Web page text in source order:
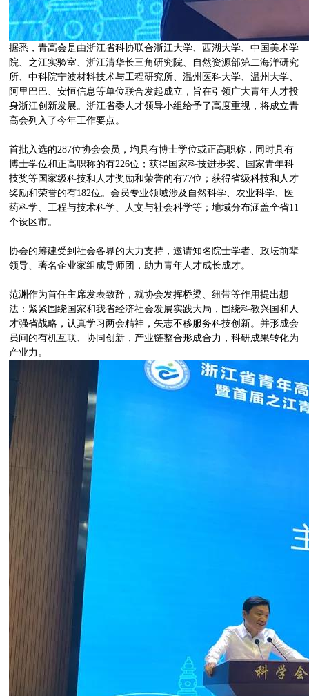
据悉，青高会是由浙江省科协联合浙江大学、西湖大学、中国美术学
院、之江实验室、浙江清华长三角研究院、自然资源部第二海洋研究
所、中科院宁波材料技术与工程研究所、温州医科大学、温州大学、
阿里巴巴、安恒信息等单位联合发起成立，旨在引领广大青年人才投
身浙江创新发展。浙江省委人才领导小组给予了高度重视，将成立青
高会列入了今年工作要点。
首批入选的287位协会会员，均具有博士学位或正高职称，同时具有
博士学位和正高职称的有226位；获得国家科技进步奖、国家青年科
技奖等国家级科技和人才奖励和荣誉的有77位；获得省级科技和人才
奖励和荣誉的有182位。会员专业领域涉及自然科学、农业科学、医
药科学、工程与技术科学、人文与社会科学等；地域分布涵盖全省11
个设区市。
协会的筹建受到社会各界的大力支持，邀请知名院士学者、政坛前辈
领导、著名企业家组成导师团，助力青年人才成长成才。
范渊作为首任主席发表致辞，就协会发挥桥梁、纽带等作用提出想
法：紧紧围绕国家和我省经济社会发展实践大局，围绕科教兴国和人
才强省战略，认真学习两会精神，矢志不移服务科技创新。并形成会
员间的有机互联、协同创新，产业链整合形成合力，科研成果转化为
产业力。